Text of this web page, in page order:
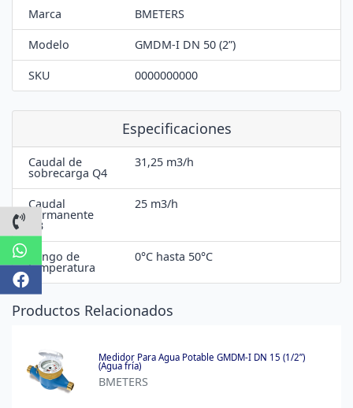
Marca BMETERS
Modelo GMDM-I DN 50 (2”)
SKU 0000000000
Especificaciones
Caudal de
sobrecarga Q4
31,25 m3/h
Caudal
permanente
Q3
25 m3/h
Rango de
temperatura
0°C hasta 50°C
Productos Relacionados
Medidor Para Agua Potable GMDM-I DN 15 (1/2”)
(Agua fría)
BMETERS
Datos de contacto
Whatsapp
Facebook